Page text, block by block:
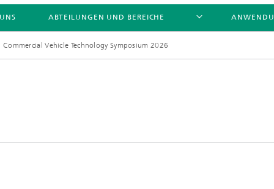
ABTEILUNGEN UND BEREICHE
und Leistungen Leistungen und Produkte
Vehicle Technology Symposium 2026